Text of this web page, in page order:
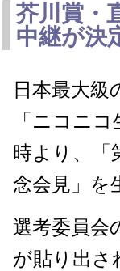
芥川賞・
中継が決
日本最大級
「ニコニ
時より、「
念会見」を
選考委員会
が貼り出さ